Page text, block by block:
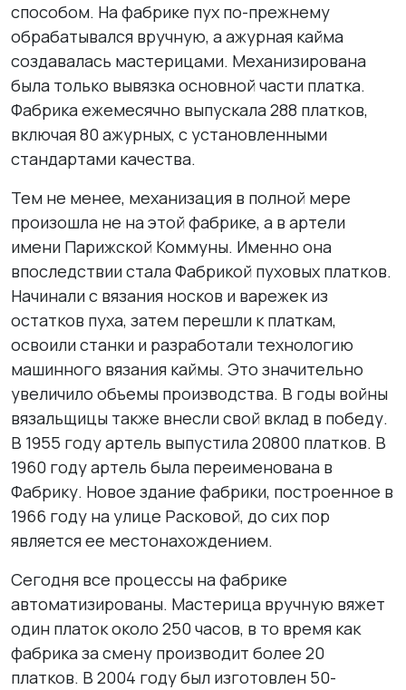
способом. На фабрике пух по-прежнему
обрабатывался вручную, а ажурная кайма
создавалась мастерицами. Механизирована
была только вывязка основной части платка.
Фабрика ежемесячно выпускала 288 платков,
включая 80 ажурных, с установленными
стандартами качества.
Тем не менее, механизация в полной мере
произошла не на этой фабрике, а в артели
имени Парижской Коммуны. Именно она
впоследствии стала Фабрикой пуховых платков.
Начинали с вязания носков и варежек из
остатков пуха, затем перешли к платкам,
освоили станки и разработали технологию
машинного вязания каймы. Это значительно
увеличило объемы производства. В годы войны
вязальщицы также внесли свой вклад в победу.
В 1955 году артель выпустила 20800 платков. В
1960 году артель была переименована в
Фабрику. Новое здание фабрики, построенное в
1966 году на улице Расковой, до сих пор
является ее местонахождением.
Сегодня все процессы на фабрике
автоматизированы. Мастерица вручную вяжет
один платок около 250 часов, в то время как
фабрика за смену производит более 20
платков. В 2004 году был изготовлен 50-